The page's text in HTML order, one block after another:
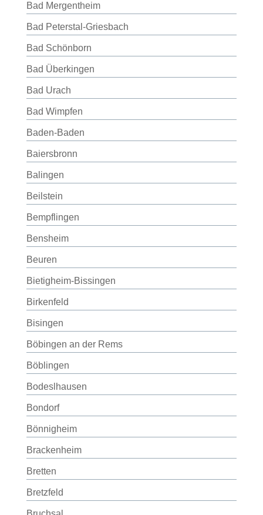
Bad Mergentheim
Bad Peterstal-Griesbach
Bad Schönborn
Bad Überkingen
Bad Urach
Bad Wimpfen
Baden-Baden
Baiersbronn
Balingen
Beilstein
Bempflingen
Bensheim
Beuren
Bietigheim-Bissingen
Birkenfeld
Bisingen
Böbingen an der Rems
Böblingen
Bodeslhausen
Bondorf
Bönnigheim
Brackenheim
Bretten
Bretzfeld